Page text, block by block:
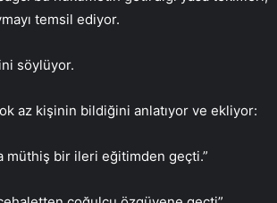
temsil ediyor.
söylüyor.
az kişinin bildiğini anlatıyor ve ekliyor:
müthiş bir ileri eğitimden geçti.”